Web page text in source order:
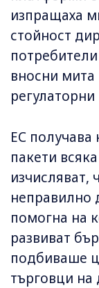
изпращаха
стойност
вносни
ЕС получава
пакети
изчисляват,
неправилно
помогна на
развиват
подбиваше
търговци на